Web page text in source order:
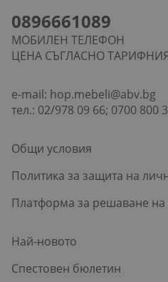
0896661089
МОБИЛЕН ТЕЛЕФОН
ЦЕНА СЪГЛАСНО
e-mail: hop.mebeli@abv.bg
тел.: 02/978 09 66; 0700 800
Общи условия
Политика за защита на
Платформа за решаване на
Най-новото
Спестовен бюлетин